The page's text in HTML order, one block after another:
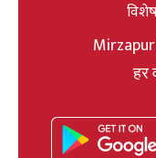
विशेष
हर